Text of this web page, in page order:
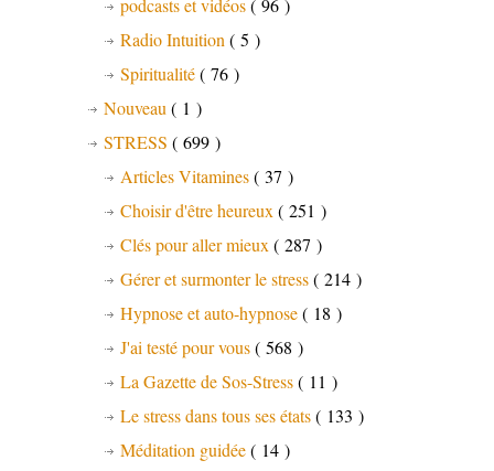
podcasts et vidéos( 96 )
Radio Intuition( 5 )
Spiritualité( 76 )
Nouveau( 1 )
STRESS ( 699 )
Articles Vitamines( 37 )
Choisir d'être heureux( 251 )
Clés pour aller mieux( 287 )
Gérer et surmonter le stress( 214 )
Hypnose et auto-hypnose( 18 )
J'ai testé pour vous( 568 )
La Gazette de Sos-Stress( 11 )
Le stress dans tous ses états( 133 )
Méditation guidée( 14 )